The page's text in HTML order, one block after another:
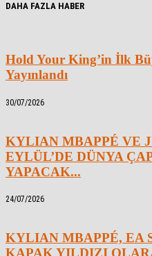
DAHA FAZLA HABER
Hold Your King’in İlk
Yayınlandı
30/07/2026
KYLIAN MBAPPÉ VE
EYLÜL’DE DÜNYA
YAPACAK...
24/07/2026
KYLIAN MBAPPÉ, EA
KAPAK YILDIZI